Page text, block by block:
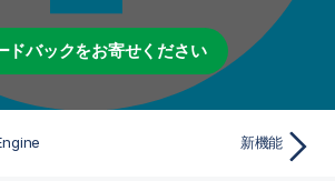
ドバックをお寄せください
新機能